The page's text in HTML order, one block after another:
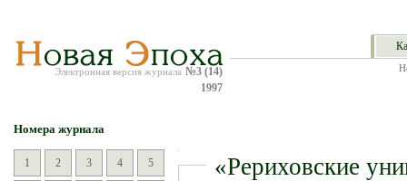
Электронная версия журнала №3 (14)
1997
Номера журнала
1 2 3 4 5 «Рериховские